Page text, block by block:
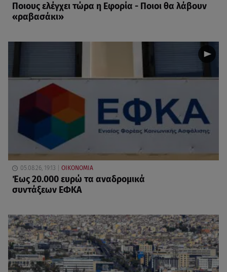
Ποιους ελέγχει τώρα η Εφορία - Ποιοι θα λάβουν
«ραβασάκι»
05.08.26, 19:13 ΟΙΚΟΝΟΜΙΑ
Έως 20.000 ευρώ τα αναδρομικά
συντάξεων ΕΦΚΑ